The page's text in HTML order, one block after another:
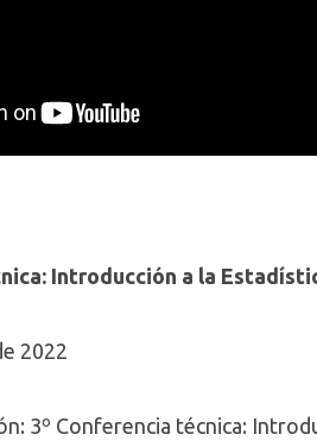
Introducción a la
2022
3º Conferencia técnica: